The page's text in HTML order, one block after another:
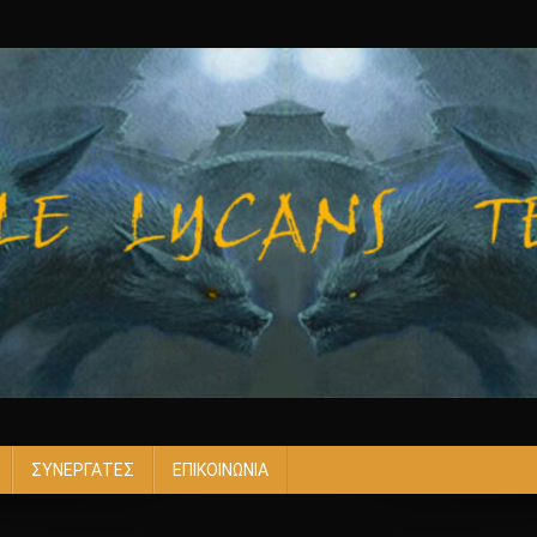
ΣΥΝΕΡΓΑΤΕΣ ΕΠΙΚΟΙΝΩΝΙΑ